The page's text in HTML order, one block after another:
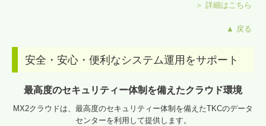
＞ 詳細はこちら
▲ 戻る
安全・安心・便利なシステム運用をサポート
最高度のセキュリティー体制を備えたクラウド環境
MX2クラウドは、最高度のセキュリティー体制を備えたTKCのデータ
センターを利用して提供します。